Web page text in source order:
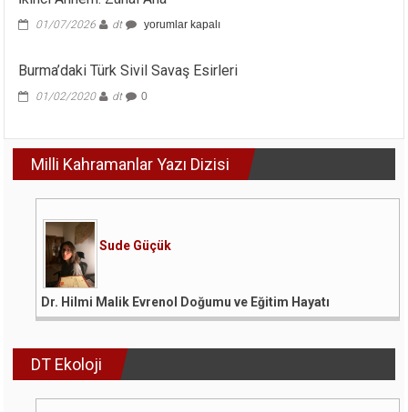
01/07/2026 dt
İkinci
Ana
yorumlar kapalı
Burma’daki Türk Sivil Savaş Esirleri
01/02/2020 dt 0
Milli Kahramanlar Yazı Dizisi
Sude Güçük
Dr. Hilmi Malik Evrenol Doğumu ve Eğitim Hayatı
DT Ekoloji